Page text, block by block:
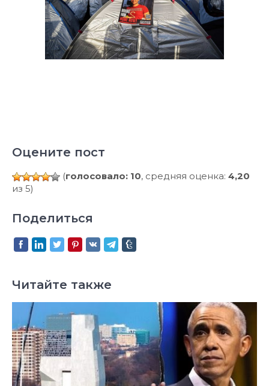
Оцените пост
(голосовало: 10, средняя оценка: 4,20
из 5)
Поделиться
Читайте также